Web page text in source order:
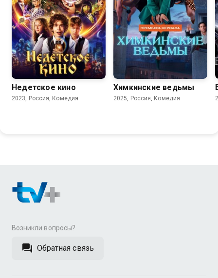
7.4
Недетское кино
2023, Россия, Комедия
7.9
Химкинские ведьмы
2025, Россия, Комедия
Возникли вопросы?
Обратная связь